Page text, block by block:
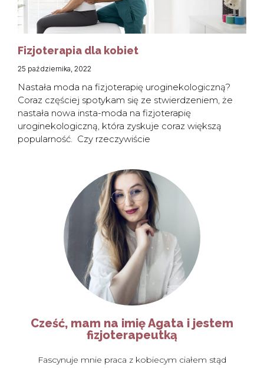
Fizjoterapia dla kobiet
25 października, 2022
Nastała moda na fizjoterapię uroginekologiczną?
Coraz częściej spotykam się ze stwierdzeniem, że
nastała nowa insta-moda na fizjoterapię
uroginekologiczną, która zyskuje coraz większą
popularność. Czy rzeczywiście
Cześć, mam na imię Agata i jestem
fizjoterapeutką
Fascynuje mnie praca z kobiecym ciałem stąd